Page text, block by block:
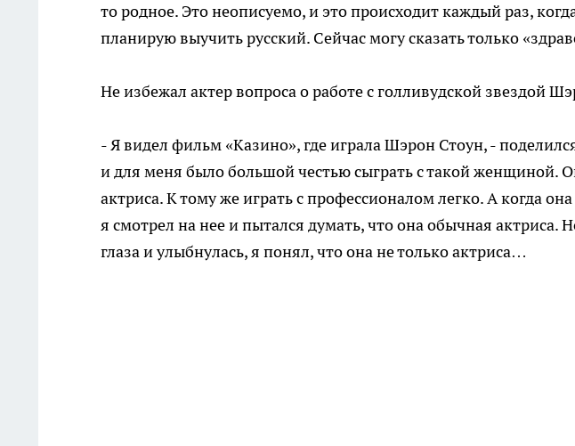
то родное. Это неописуемо, и это происходит каждый раз,
планирую выучить русский. Сейчас могу сказать только
Не избежал актер вопроса о работе с голливудской звездой
- Я видел фильм «Казино», где играла Шэрон Стоун, -
и для меня было большой честью сыграть с такой женщиной.
актриса. К тому же играть с профессионалом легко. А когда
я смотрел на нее и пытался думать, что она обычная актриса.
глаза и улыбнулась, я понял, что она не только актриса…